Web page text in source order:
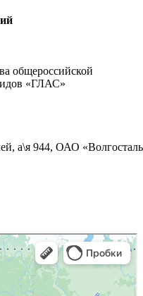
общероссийской
«ГЛАС»
а\я 944, ОАО